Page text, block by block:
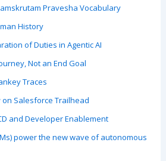
Pravesha Vocabulary
History
of Duties in Agentic AI
Not an End Goal
Traces
Salesforce Trailhead
and Developer Enablement
power the new wave of autonomous